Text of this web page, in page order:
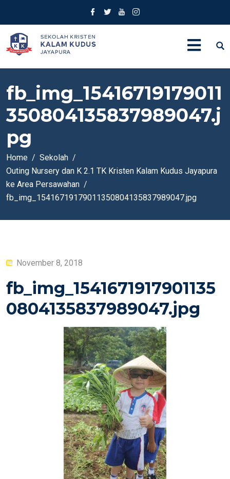
fb_img_15416719179011
350804135837989047.j
pg
Home
Sekolah
Outing Nursery dan K 2.1 TK Kristen Kalam Kudus Jayapura
ke Area Persawahan
fb_img_15416719179011350804135837989047.jpg
Posted
November 8, 2018
fb_img_1541671917901135
0804135837989047.jpg